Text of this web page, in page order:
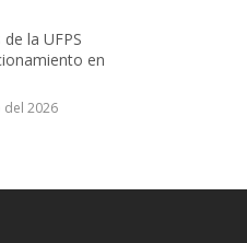
la UFPS
en
del 2026